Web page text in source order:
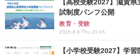
【高校受験2027】滋賀
試制度パンフ公開
教育・受験
2026.8.6 Thu 20:45
【小学校受験2027】学